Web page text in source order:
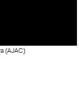
(AJAC)